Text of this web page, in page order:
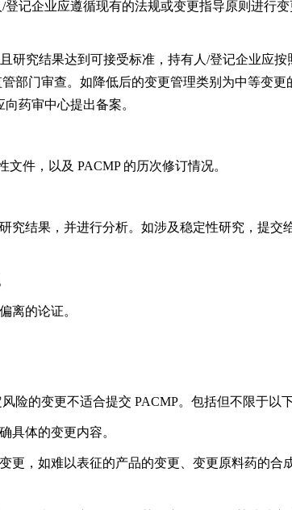
记企业应遵循现有的法规或变更指导原则进行
究结果达到可接受标准，持有人/登记企业应按
部门审查。如降低后的变更管理类别为中等变更
药审中心提出备案。
件，以及 PACMP 的历次修订情况。
结果，并进行分析。如涉及稳定性研究，提交
的论证。
的变更不适合提交 PACMP。包括但不限于以下
体的变更内容。
，如难以表征的产品的变更、变更原料药的合